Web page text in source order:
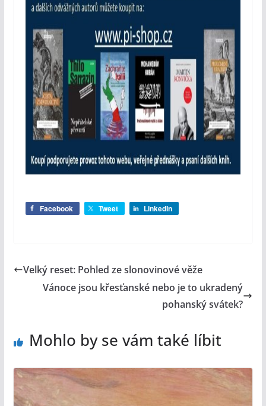
Facebook Tweet LinkedIn
Velký reset: Pohled ze slonovinové věže
Vánoce jsou křesťanské nebo je to ukradený
pohanský svátek?
Mohlo by se vám také líbit